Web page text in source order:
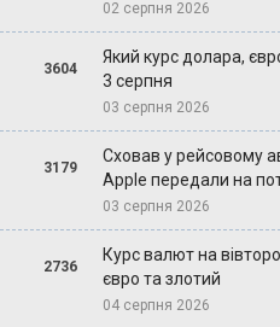
02 серпня 2026
3604
Який курс долара,
3 серпня
03 серпня 2026
3179
Сховав у рейсовому
Apple передали на
03 серпня 2026
2736
Курс валют на
євро та злотий
04 серпня 2026